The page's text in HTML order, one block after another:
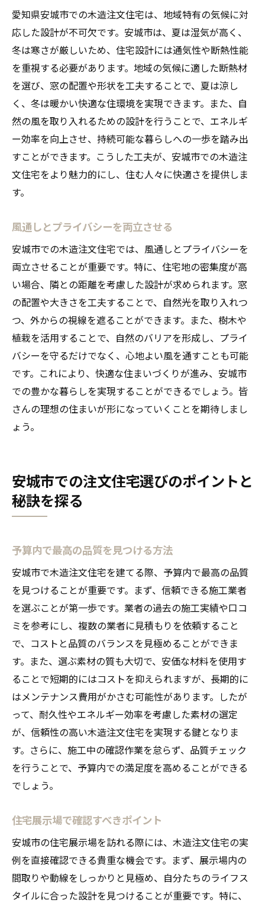
愛知県安城市での木造注文住宅は、地域特有の気候に対
応した設計が不可欠です。安城市は、夏は湿気が高く、
冬は寒さが厳しいため、住宅設計には通気性や断熱性能
を重視する必要があります。地域の気候に適した断熱材
を選び、窓の配置や形状を工夫することで、夏は涼し
く、冬は暖かい快適な住環境を実現できます。また、自
然の風を取り入れるための設計を行うことで、エネルギ
ー効率を向上させ、持続可能な暮らしへの一歩を踏み出
すことができます。こうした工夫が、安城市での木造注
文住宅をより魅力的にし、住む人々に快適さを提供しま
す。
風通しとプライバシーを両立させる
安城市での木造注文住宅では、風通しとプライバシーを
両立させることが重要です。特に、住宅地の密集度が高
い場合、隣との距離を考慮した設計が求められます。窓
の配置や大きさを工夫することで、自然光を取り入れつ
つ、外からの視線を遮ることができます。また、樹木や
植栽を活用することで、自然のバリアを形成し、プライ
バシーを守るだけでなく、心地よい風を通すことも可能
です。これにより、快適な住まいづくりが進み、安城市
での豊かな暮らしを実現することができるでしょう。皆
さんの理想の住まいが形になっていくことを期待しまし
ょう。
安城市での注文住宅選びのポイントと
秘訣を探る
予算内で最高の品質を見つける方法
安城市で木造注文住宅を建てる際、予算内で最高の品質
を見つけることが重要です。まず、信頼できる施工業者
を選ぶことが第一歩です。業者の過去の施工実績や口コ
ミを参考にし、複数の業者に見積もりを依頼すること
で、コストと品質のバランスを見極めることができま
す。また、選ぶ素材の質も大切で、安価な材料を使用す
ることで短期的にはコストを抑えられますが、長期的に
はメンテナンス費用がかさむ可能性があります。したが
って、耐久性やエネルギー効率を考慮した素材の選定
が、信頼性の高い木造注文住宅を実現する鍵となりま
す。さらに、施工中の確認作業を怠らず、品質チェック
を行うことで、予算内での満足度を高めることができる
でしょう。
住宅展示場で確認すべきポイント
安城市の住宅展示場を訪れる際には、木造注文住宅の実
例を直接確認できる貴重な機会です。まず、展示場内の
間取りや動線をしっかりと見極め、自分たちのライフス
タイルに合った設計を見つけることが重要です。特に、